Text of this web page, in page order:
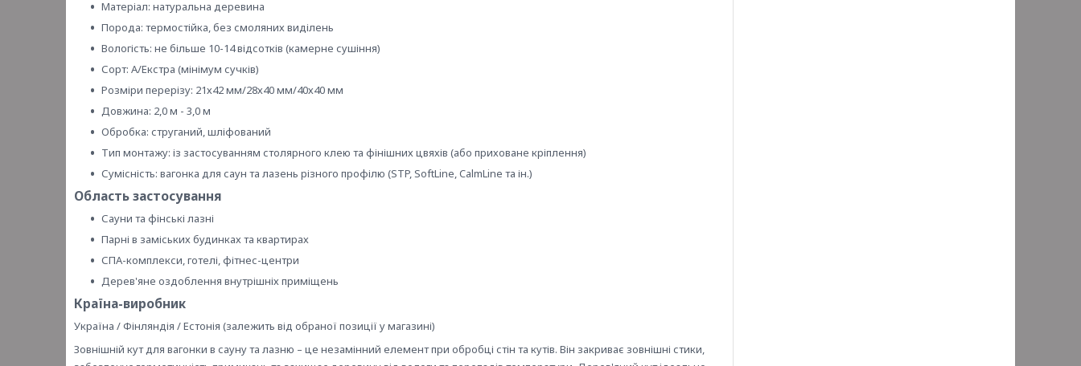
Матеріал: натуральна деревина
Порода: термостійка, без смоляних виділень
Вологість: не більше 10-14 відсотків (камерне сушіння)
Сорт: А/Екстра (мінімум сучків)
Розміри перерізу: 21х42 мм/28х40 мм/40х40 мм
Довжина: 2,0 м - 3,0 м
Обробка: струганий, шліфований
Тип монтажу: із застосуванням столярного клею та фінішних цвяхів (або приховане кріплення)
Сумісність: вагонка для саун та лазень різного профілю (STP, SoftLine, CalmLine та ін.)
Область застосування
Сауни та фінські лазні
Парні в заміських будинках та квартирах
СПА-комплекси, готелі, фітнес-центри
Дерев'яне оздоблення внутрішніх приміщень
Країна-виробник
Україна / Фінляндія / Естонія (залежить від обраної позиції у магазині)
Зовнішній кут для вагонки в сауну та лазню – це незамінний елемент при обробці стін та кутів. Він закриває зовнішні стики,